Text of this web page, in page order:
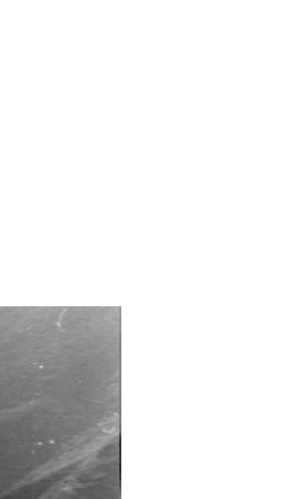
Mapy,